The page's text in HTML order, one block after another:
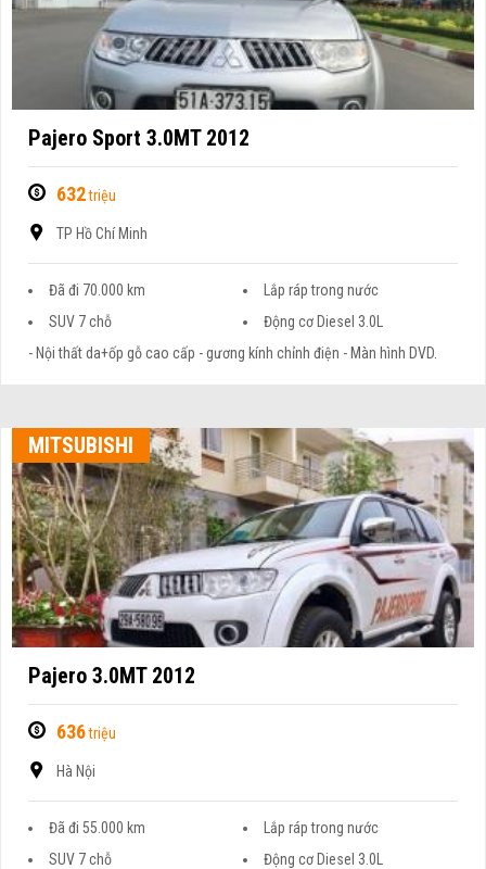
Pajero Sport 3.0MT 2012
632triệu
TP Hồ Chí Minh
Đã đi 70.000 km
Lắp ráp trong nước
SUV 7 chỗ
Động cơ Diesel 3.0L
- Nội thất da+ốp gỗ cao cấp - gương kính chỉnh điện - Màn hình DVD.
MITSUBISHI
Pajero 3.0MT 2012
636triệu
Hà Nội
Đã đi 55.000 km
Lắp ráp trong nước
SUV 7 chỗ
Động cơ Diesel 3.0L